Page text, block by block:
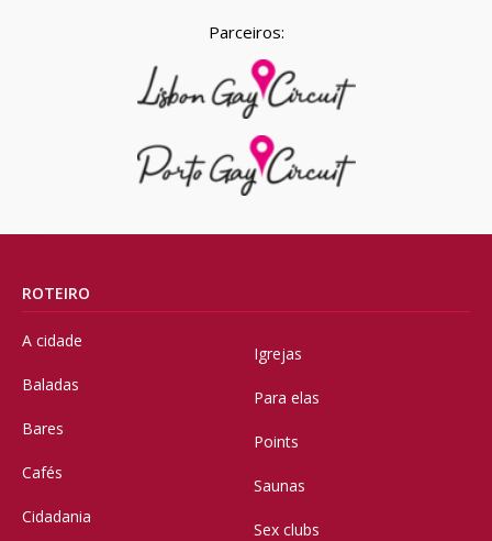
Parceiros:
ROTEIRO
A cidade
Baladas
Bares
Cafés
Cidadania
Igrejas
Para elas
Points
Saunas
Sex clubs